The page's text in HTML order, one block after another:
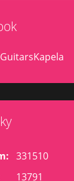
331510
13791